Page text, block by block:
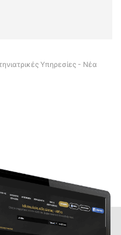
Υπηρεσίες - Νέα